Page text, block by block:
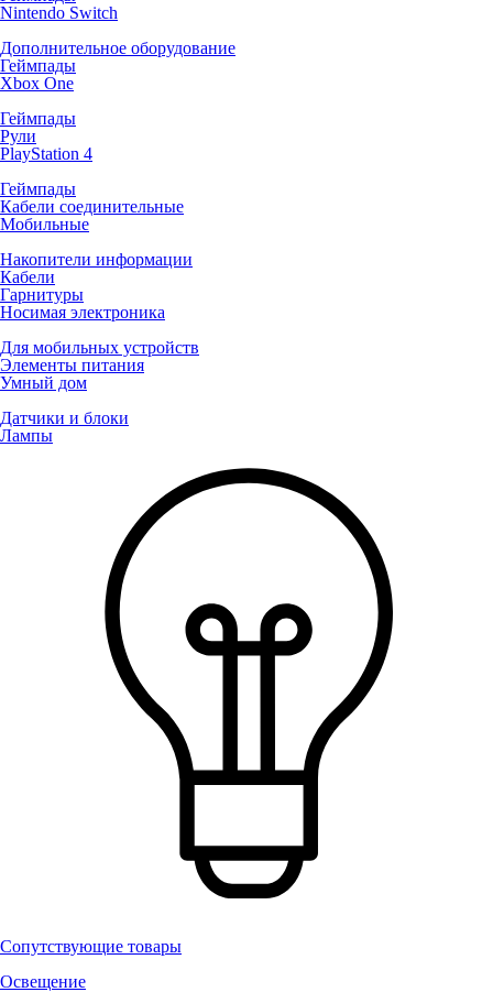
Nintendo Switch
Дополнительное оборудование
Геймпады
Xbox One
Геймпады
Рули
PlayStation 4
Геймпады
Кабели соединительные
Мобильные
Накопители информации
Кабели
Гарнитуры
Носимая электроника
Для мобильных устройств
Элементы питания
Умный дом
Датчики и блоки
Лампы
Сопутствующие товары
Освещение